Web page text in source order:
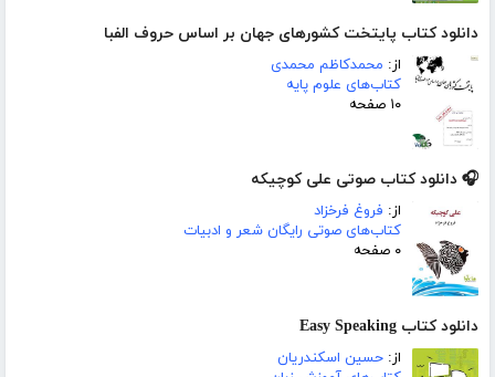
دانلود کتاب پایتخت کشورهای جهان بر اساس حروف الفبا
از: محمدکاظم محمدی
کتاب‌های علوم پایه
۱۰ صفحه
🎧 دانلود کتاب صوتی علی کوچیکه
از: فروغ فرخزاد
کتاب‌های صوتی رایگان شعر و ادبیات
۰ صفحه
دانلود کتاب Easy Speaking
از: حسین اسکندریان